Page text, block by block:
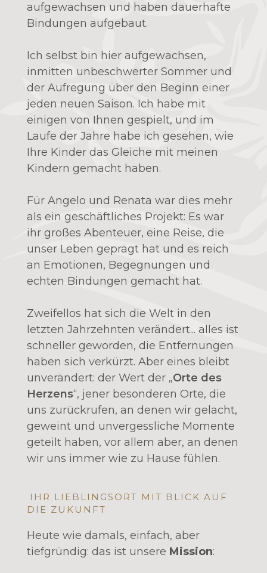
aufgewachsen und haben dauerhafte
Bindungen aufgebaut.
Ich selbst bin hier aufgewachsen,
inmitten unbeschwerter Sommer und
der Aufregung über den Beginn einer
jeden neuen Saison. Ich habe mit
einigen von Ihnen gespielt, und im
Laufe der Jahre habe ich gesehen, wie
Ihre Kinder das Gleiche mit meinen
Kindern gemacht haben.
Für Angelo und Renata war dies mehr
als ein geschäftliches Projekt: Es war
ihr großes Abenteuer, eine Reise, die
unser Leben geprägt hat und es reich
an Emotionen, Begegnungen und
echten Bindungen gemacht hat.
Zweifellos hat sich die Welt in den
letzten Jahrzehnten verändert... alles ist
schneller geworden, die Entfernungen
haben sich verkürzt. Aber eines bleibt
unverändert: der Wert der „Orte des
Herzens“, jener besonderen Orte, die
uns zurückrufen, an denen wir gelacht,
geweint und unvergessliche Momente
geteilt haben, vor allem aber, an denen
wir uns immer wie zu Hause fühlen.
IHR LIEBLINGSORT MIT BLICK AUF
DIE ZUKUNFT
Heute wie damals, einfach, aber
tiefgründig: das ist unsere Mission: